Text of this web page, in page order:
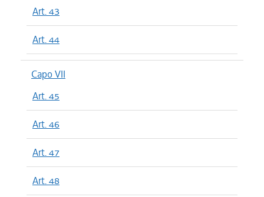
Art. 43
Art. 44
Capo VII
Art. 45
Art. 46
Art. 47
Art. 48